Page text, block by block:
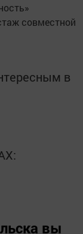
совместной
в
вы